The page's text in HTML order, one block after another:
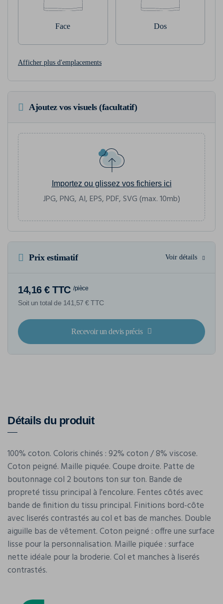
Face Dos
Afficher plus d'emplacements
Ajoutez vos visuels (facultatif)
Importez ou glissez vos fichiers ici
JPG, PNG, AI, EPS, PDF, SVG (max. 10mb)
Prix estimatif Voir détails
14,16 € TTC /pièce
Soit un total de 141,57 € TTC
Recevoir un devis précis
Détails du produit
100% coton. Coloris chinés : 92% coton / 8% viscose.
Coton peigné. Maille piquée. Coupe droite. Patte de
boutonnage col 2 boutons ton sur ton. Bande de
propreté tissu principal à l'encolure. Fentes côtés avec
bande de finition du tissu principal. Finitions bord-côte
avec liserés contrastés au col et bas de manches. Double
aiguille bas de vêtement. Coton peigné : offre une surface
lisse pour la personnalisation. Maille piquée : surface
nette idéale pour la broderie. Col et manches à liserés
contrastés.